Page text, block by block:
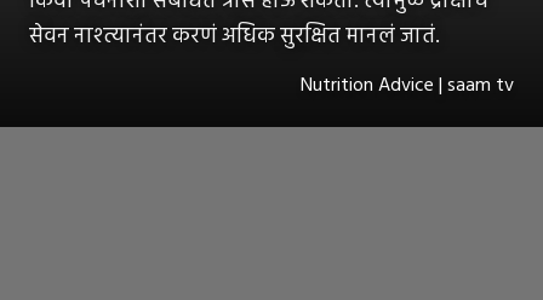
सेवन नाश्त्यानंतर करणं अधिक सुरक्षित मानलं जातं.
Nutrition Advice | saam tv